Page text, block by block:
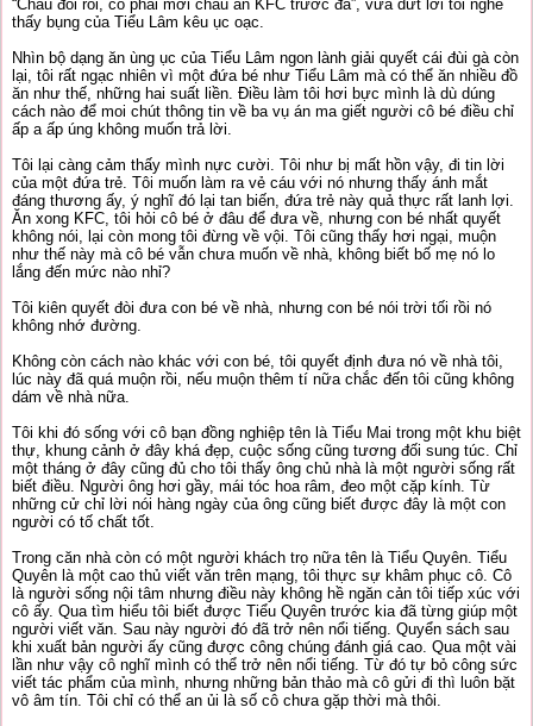
“Cháu đói rồi, cô phải mời cháu ăn KFC trước đã”, vừa dứt lời tôi nghe
thấy bụng của Tiểu Lâm kêu ục oạc.
Nhìn bộ dạng ăn ùng ục của Tiểu Lâm ngon lành giải quyết cái đùi gà còn
lại, tôi rất ngạc nhiên vì một đứa bé như Tiểu Lâm mà có thể ăn nhiều đồ
ăn như thế, những hai suất liền. Điều làm tôi hơi bực mình là dù dúng
cách nào để moi chút thông tin về ba vụ án ma giết người cô bé điều chỉ
ấp a ấp úng không muốn trả lời.
Tôi lại càng cảm thấy mình nực cười. Tôi như bị mất hồn vậy, đi tin lời
của một đứa trẻ. Tôi muốn làm ra vẻ cáu với nó nhưng thấy ánh mắt
đáng thương ấy, ý nghĩ đó lại tan biến, đứa trẻ này quả thực rất lanh lợi.
Ăn xong KFC, tôi hỏi cô bé ở đâu để đưa về, nhưng con bé nhất quyết
không nói, lại còn mong tôi đừng về vội. Tôi cũng thấy hơi ngại, muộn
như thế này mà cô bé vẫn chưa muốn về nhà, không biết bố mẹ nó lo
lắng đến mức nào nhỉ?
Tôi kiên quyết đòi đưa con bé về nhà, nhưng con bé nói trời tối rồi nó
không nhớ đường.
Không còn cách nào khác với con bé, tôi quyết định đưa nó về nhà tôi,
lúc này đã quá muộn rồi, nếu muộn thêm tí nữa chắc đến tôi cũng không
dám về nhà nữa.
Tôi khi đó sống với cô bạn đồng nghiệp tên là Tiểu Mai trong một khu biệt
thự, khung cảnh ở đây khá đẹp, cuộc sống cũng tương đối sung túc. Chỉ
một tháng ở đây cũng đủ cho tôi thấy ông chủ nhà là một người sống rất
biết điều. Người ông hơi gầy, mái tóc hoa râm, đeo một cặp kính. Từ
những cử chỉ lời nói hàng ngày của ông cũng biết được đây là một con
người có tố chất tốt.
Trong căn nhà còn có một người khách trọ nữa tên là Tiểu Quyên. Tiểu
Quyên là một cao thủ viết văn trên mạng, tôi thực sự khâm phục cô. Cô
là người sống nội tâm nhưng điều này không hề ngăn cản tôi tiếp xúc với
cô ấy. Qua tìm hiểu tôi biết được Tiểu Quyên trước kia đã từng giúp một
người viết văn. Sau này người đó đã trở nên nổi tiếng. Quyển sách sau
khi xuất bản người ấy cũng được công chúng đánh giá cao. Qua một vài
lần như vậy cô nghĩ mình có thể trở nên nổi tiếng. Từ đó tự bỏ công sức
viết tác phẩm của mình, nhưng những bản thảo mà cô gửi đi thì luôn bặt
vô âm tín. Tôi chỉ có thể an ủi là số cô chưa gặp thời mà thôi.